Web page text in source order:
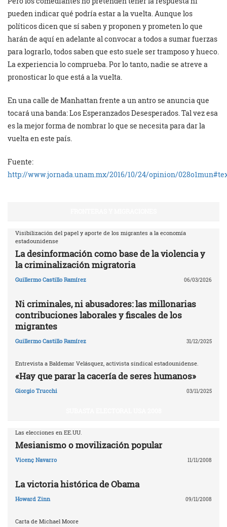
pueden indicar qué podría estar a la vuelta. Aunque los
políticos dicen que sí saben y proponen y prometen lo que
harán de aquí en adelante al convocar a todos a sumar fuerzas
para lograrlo, todos saben que esto suele ser tramposo y hueco.
La experiencia lo comprueba. Por lo tanto, nadie se atreve a
pronosticar lo que está a la vuelta.
En una calle de Manhattan frente a un antro se anuncia que
tocará una banda: Los Esperanzados Desesperados. Tal vez esa
es la mejor forma de nombrar lo que se necesita para dar la
vuelta en este país.
Fuente:
http://www.jornada.unam.mx/2016/10/24/opinion/
Visibilización del papel y aporte de los migrantes a la economía
estadounidense
La desinformación como base de la violencia y
la criminalización migratoria
Guillermo Castillo Ramírez 06/03/2026
Ni criminales, ni abusadores: las millonarias
contribuciones laborales y fiscales de los
migrantes
Guillermo Castillo Ramírez 31/12/2025
Entrevista a Baldemar Velásquez, activista sindical estadounidense.
«Hay que parar la cacería de seres humanos»
Giorgio Trucchi 03/11/2025
Las elecciones en EE.UU.
Mesianismo o movilización popular
Vicenç Navarro 11/11/2008
La victoria histórica de Obama
Howard Zinn 09/11/2008
Carta de Michael Moore